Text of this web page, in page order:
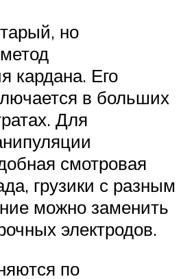
но
кардана. Его
в больших
Для
смотровая
грузики с разным
можно заменить
электродов.
по